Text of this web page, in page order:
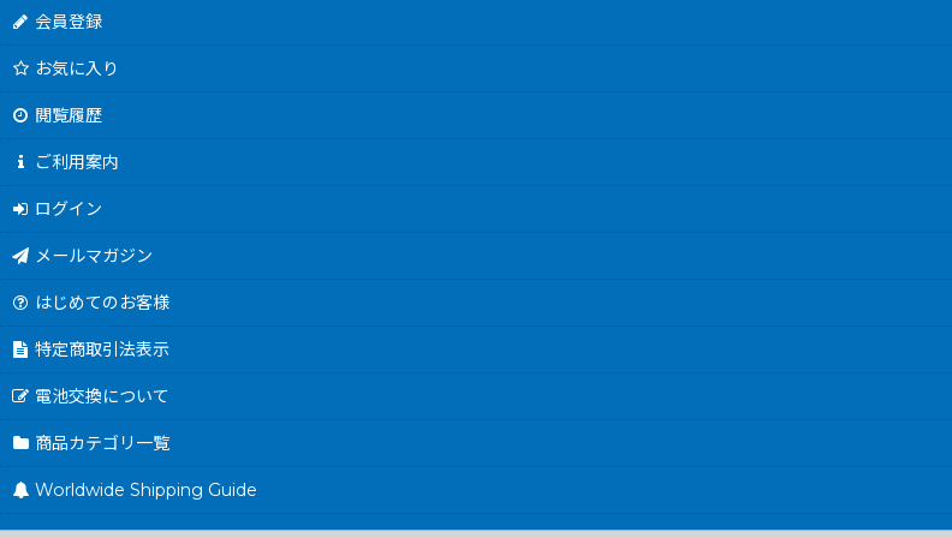
会員登録
お気に入り
閲覧履歴
ご利用案内
ログイン
メールマガジン
はじめてのお客様
特定商取引法表示
電池交換について
商品カテゴリ一覧
Worldwide Shipping Guide